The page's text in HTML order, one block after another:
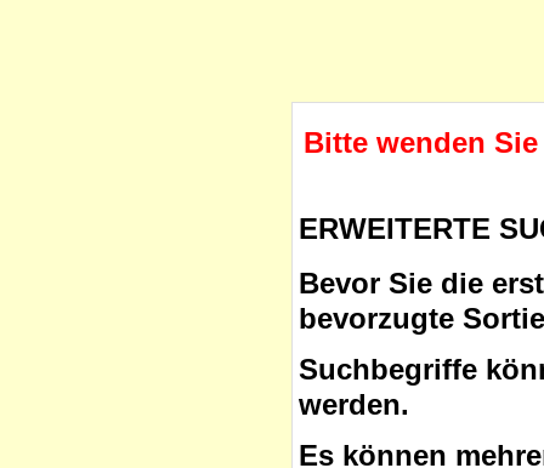
Bitte wenden
ERWEITERTE
Bevor Sie die
bevorzugte
Suchbegriffe
werden.
Es können